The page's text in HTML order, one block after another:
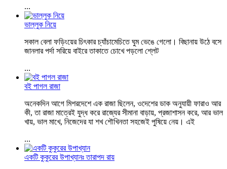
...
ভাল্লুক নিয়ে
সকাল বেলা ফড়িংয়ের চিৎকার চ্যাঁচামেচিতে ঘুম ভেঙে গেলো। বিছানায় উঠে বসে
জানলার পর্দা সরিয়ে বাইরে তাকাতে চোখে পড়লো শ্লেট
...
বই পাগল রাজা
অনেকদিন আগে মিশরদেশে এক রাজা ছিলেন, ওদেশের ডাক অনুযায়ী ফারাও আর
কী, তা রাজা মাত্রেই যুদ্ধ করে রাজ্যের সীমানা বাড়ায়, প্রজাশাসন করে, আর ভাল
খায়, ভাল মাখে, নিজেদের যা শখ শৌখিনতা সহজেই পুষিয়ে নেয়। এই
...
একটি কুকুরের উপাখ্যানঃ তারাপদ রায়